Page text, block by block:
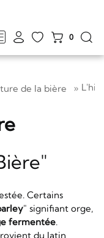
0
de la bière
Certains
" signifiant orge,
fermentée.
du latin